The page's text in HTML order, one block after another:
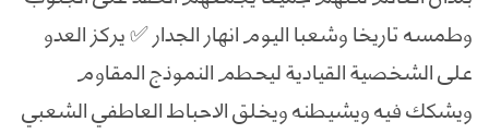
وطمسه تاريخا وشعبا اليوم انهار الجدار ✅ يركز العدو
على الشخصية القيادية ليحطم النموذج المقاوم
ويشكك فيه ويشيطنه ويخلق الاحباط العاطفي الشعبي